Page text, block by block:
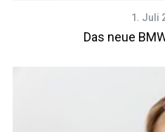
1. Juli
Das neue